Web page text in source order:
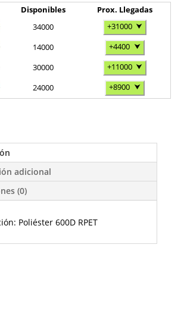
Disponibles
Prox. Llegadas
34000 +31000 ⮟
14000 +4400 ⮟
30000 +11000 ⮟
24000 +8900 ⮟
adicional
(0)
Poliéster 600D RPET